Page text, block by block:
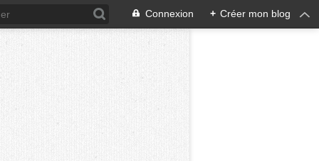
Connexion + Créer mon blog